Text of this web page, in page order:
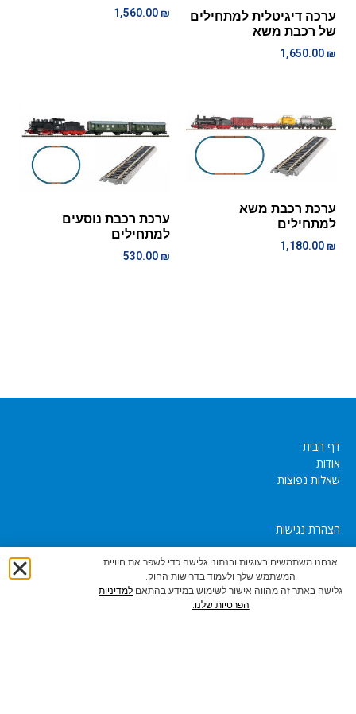
ערכה דיגיטלית למתחילים
של רכבת משא
1,650.00₪
1,560.00₪
ערכת רכבת משא
למתחילים
1,180.00₪
ערכת רכבת נוסעים
למתחילים
530.00₪
דף הבית
אודות
שאלות נפוצות
הצהרת נגישות
חדשות ועדכונים
צור קשר
@ כל הזכויות שמורות לדוד פאר
אנחנו משתמשים בעוגיות ובנתוני גלישה כדי לשפר את חוויית
המשתמש שלך ולעמוד בדרישות החוק.
גלישה באתר זה מהווה אישור לשימוש במידע בהתאם למדיניות
הפרטיות שלנו.